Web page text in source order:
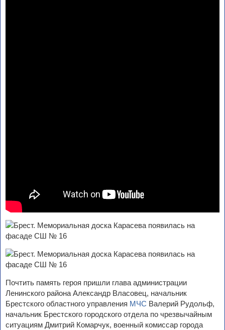
Почтить память героя пришли глава администрации
Ленинского района Александр Власовец, начальник
Брестского областного управления МЧС Валерий Рудольф,
начальник Брестского городского отдела по чрезвычайным
ситуациям Дмитрий Комарчук, военный комиссар города